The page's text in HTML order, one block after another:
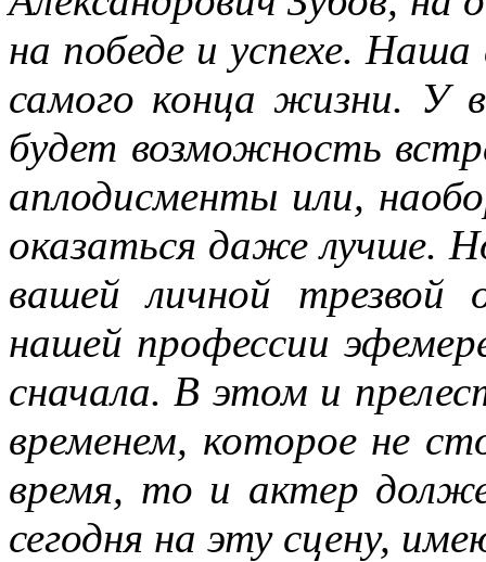
на победе и успехе. Наша
самого конца жизни. У
будет возможность
аплодисменты или,
оказаться даже лучше.
вашей личной трезвой
нашей профессии
сначала. В этом и
временем, которое не
время, то и актер
сегодня на эту сцену,